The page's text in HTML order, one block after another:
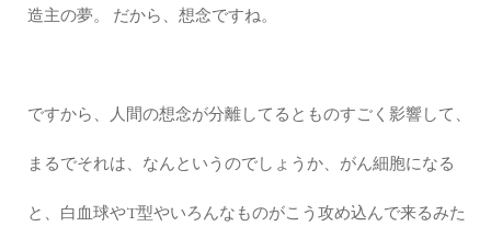
造主の夢。 だから、想念ですね。
ですから、人間の想念が分離してるとものすごく影響して、
まるでそれは、なんというのでしょうか、がん細胞になる
と、白血球やT型やいろんなものがこう攻め込んで来るみた